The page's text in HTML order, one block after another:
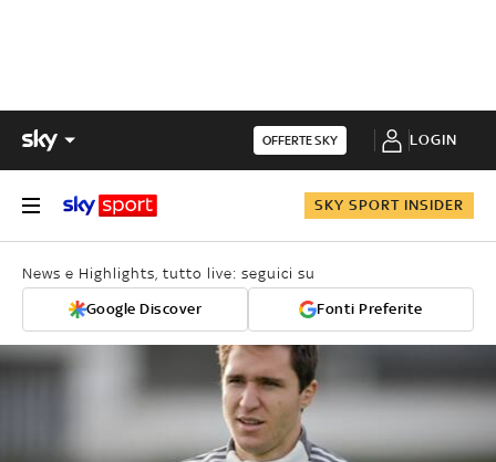
OFFERTE SKY LOGIN
SKY SPORT INSIDER
News e Highlights, tutto live: seguici su
Google Discover Fonti Preferite